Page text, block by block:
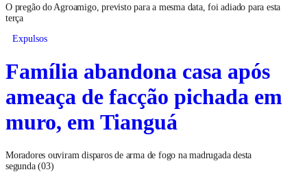
O pregão do Agroamigo, previsto para a mesma data, foi adiado para esta
terça
Expulsos
Família abandona casa após
ameaça de facção pichada em
muro, em Tianguá
Moradores ouviram disparos de arma de fogo na madrugada desta
segunda (03)